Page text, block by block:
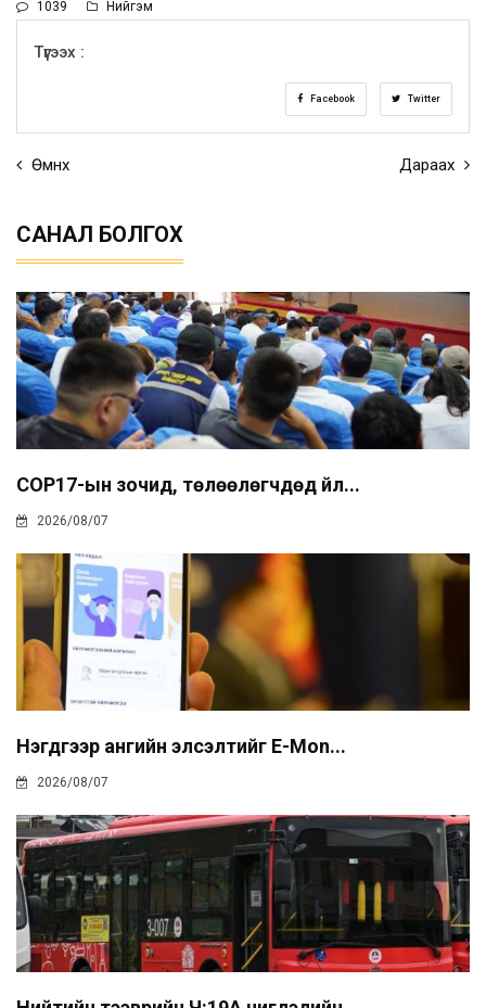
1039 Нийгэм
Түгээх :
Facebook Twitter
Өмнөх Дараах
САНАЛ БОЛГОХ
COP17-ын зочид, төлөөлөгчдөд үйл...
2026/08/07
Нэгдүгээр ангийн элсэлтийг E-Mon...
2026/08/07